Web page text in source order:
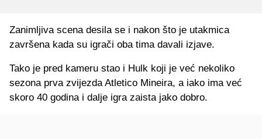
Zanimljiva scena desila se i nakon što je utakmica
završena kada su igrači oba tima davali izjave.
Tako je pred kameru stao i Hulk koji je već nekoliko
sezona prva zvijezda Atletico Mineira, a iako ima već
skoro 40 godina i dalje igra zaista jako dobro.